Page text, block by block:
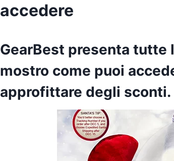
accedere
GearBest presenta tutte
mostro come puoi
approfittare degli sconti.